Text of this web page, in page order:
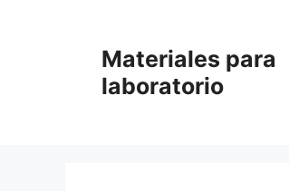
Materiales para
laboratorio